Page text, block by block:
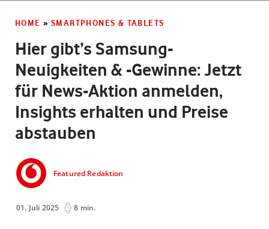
HOME » SMARTPHONES & TABLETS
Hier gibt’s Samsung-
Neuigkeiten & -Gewinne: Jetzt
für News-Aktion anmelden,
Insights erhalten und Preise
abstauben
Featured Redaktion
01. Juli 2025 8 min.